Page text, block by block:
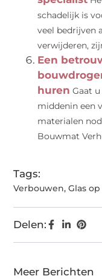
schadelijk is
veel bedrijven
verwijderen,
Een
huren Gaat
middenin een
materialen
Bouwmat
Tags:
Verbouwen,Glas
Delen:
Meer Berichten